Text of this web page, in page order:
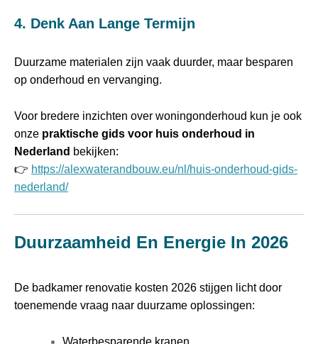
4. Denk Aan Lange Termijn
Duurzame materialen zijn vaak duurder, maar besparen
op onderhoud en vervanging.
Voor bredere inzichten over woningonderhoud kun je ook
onze praktische gids voor huis onderhoud in
Nederland bekijken:
👉 https://alexwaterandbouw.eu/nl/huis-onderhoud-gids-
nederland/
Duurzaamheid En Energie In 2026
De badkamer renovatie kosten 2026 stijgen licht door
toenemende vraag naar duurzame oplossingen: